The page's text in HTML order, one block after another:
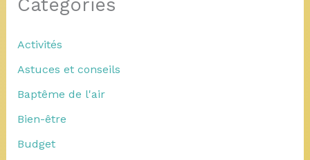
Catégories
Activités
Astuces et conseils
Baptême de l'air
Bien-être
Budget